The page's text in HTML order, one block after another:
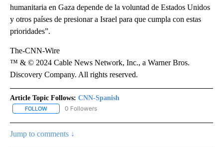
humanitaria en Gaza depende de la voluntad de Estados Unidos
y otros países de presionar a Israel para que cumpla con estas
prioridades”.
The-CNN-Wire
™ & © 2024 Cable News Network, Inc., a Warner Bros.
Discovery Company. All rights reserved.
Article Topic Follows: CNN-Spanish
FOLLOW FOLLOW "CNN-SPANISH" TO RECEIVE NOTIFICATIONS ABOUT
0 Followers
Jump to comments ↓